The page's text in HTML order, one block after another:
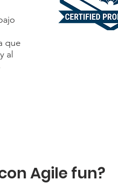
que
al
Agile fun?